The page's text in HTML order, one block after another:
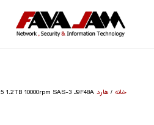
خانه/ هارد hp 1.2TB 10000rpm SAS-3 J9F48A